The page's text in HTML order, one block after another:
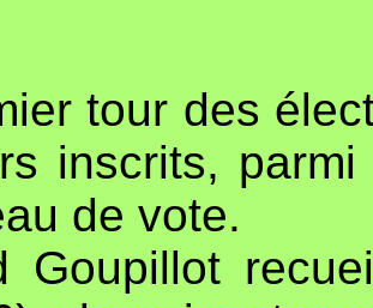
tour des
inscrits,
de vote.
Goupillot